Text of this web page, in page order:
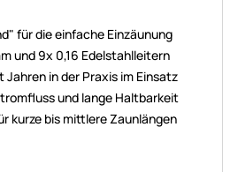
für die einfache Einzäunung
und 9x 0,16 Edelstahlleitern
in der Praxis im Einsatz
und lange Haltbarkeit
kurze bis mittlere Zaunlängen